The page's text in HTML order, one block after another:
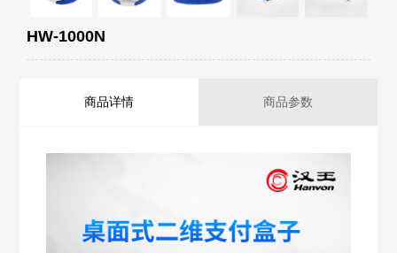
HW-1000N
商品详情 商品参数